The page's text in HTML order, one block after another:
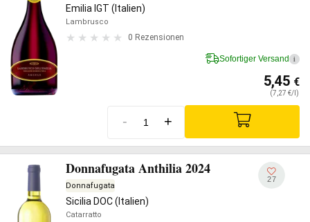
Emilia IGT (Italien)
Lambrusco
0 Rezensionen
Sofortiger Versand i
5,45 €
(7,27 €/l)
- +
Donnafugata Anthilia 2024
Donnafugata
Sicilia DOC (Italien)
Catarratto
27